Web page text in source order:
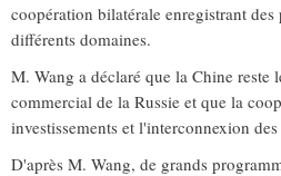
coopération bilatérale enregistrant des
différents domaines.
M. Wang a déclaré que la Chine reste
commercial de la Russie et que la
investissements et l'interconnexion
D'après M. Wang, de grands